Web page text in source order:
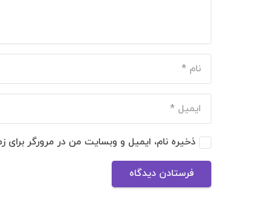
ذخیره نام، ایمیل و وبسایت من در مرورگر
فرستادن دیدگاه